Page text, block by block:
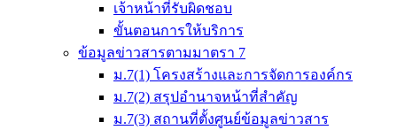
เจ้าหน้าที่รับผิดชอบ
ขั้นตอนการให้บริการ
ข้อมูลข่าวสารตามมาตรา 7
ม.7(1) โครงสร้างและการจัดการองค์กร
ม.7(2) สรุปอำนาจหน้าที่สำคัญ
ม.7(3) สถานที่ตั้งศูนย์ข้อมูลข่าวสาร